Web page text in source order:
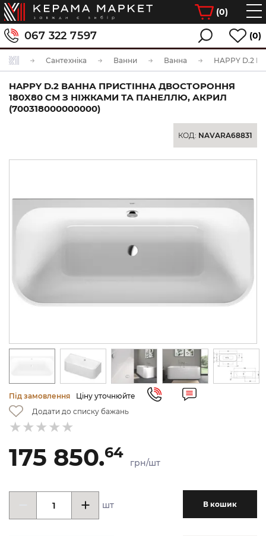
(0)
067 322 7597 (0)
Сантехніка Ванни Ванна
HAPPY D.2 ВАННА ПРИСТІННА ДВОСТОРОННЯ
180X80 СМ З НІЖКАМИ ТА ПАНЕЛЛЮ, АКРИЛ
(700318000000000)
КОД: NAVARA68831
Під замовлення
Ціну уточнюйте
Додати до списку бажань
175 850.64
грн/шт
шт В кошик